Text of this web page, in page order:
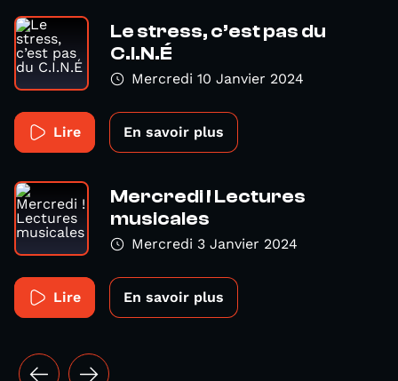
Le stress, c’est pas du
C.I.N.É
Mercredi 10 Janvier 2024
Lire En savoir plus
Mercredi ! Lectures
musicales
Mercredi 3 Janvier 2024
Lire En savoir plus